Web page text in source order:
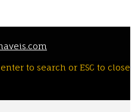
to search or ESC to close